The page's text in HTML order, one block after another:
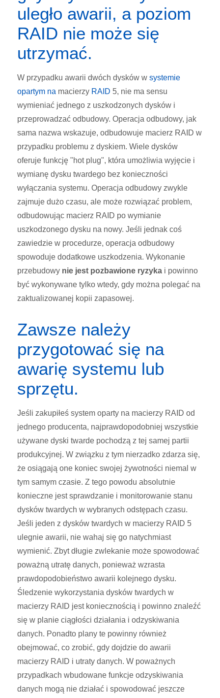
uległo awarii, a poziom
RAID nie może się
utrzymać.
W przypadku awarii dwóch dysków w systemie
opartym na macierzy RAID 5, nie ma sensu
wymieniać jednego z uszkodzonych dysków i
przeprowadzać odbudowy. Operacja odbudowy, jak
sama nazwa wskazuje, odbudowuje macierz RAID w
przypadku problemu z dyskiem. Wiele dysków
oferuje funkcję "hot plug", która umożliwia wyjęcie i
wymianę dysku twardego bez konieczności
wyłączania systemu. Operacja odbudowy zwykle
zajmuje dużo czasu, ale może rozwiązać problem,
odbudowując macierz RAID po wymianie
uszkodzonego dysku na nowy. Jeśli jednak coś
zawiedzie w procedurze, operacja odbudowy
spowoduje dodatkowe uszkodzenia. Wykonanie
przebudowy nie jest pozbawione ryzyka i powinno
być wykonywane tylko wtedy, gdy można polegać na
zaktualizowanej kopii zapasowej.
Zawsze należy
przygotować się na
awarię systemu lub
sprzętu.
Jeśli zakupiłeś system oparty na macierzy RAID od
jednego producenta, najprawdopodobniej wszystkie
używane dyski twarde pochodzą z tej samej partii
produkcyjnej. W związku z tym nierzadko zdarza się,
że osiągają one koniec swojej żywotności niemal w
tym samym czasie. Z tego powodu absolutnie
konieczne jest sprawdzanie i monitorowanie stanu
dysków twardych w wybranych odstępach czasu.
Jeśli jeden z dysków twardych w macierzy RAID 5
ulegnie awarii, nie wahaj się go natychmiast
wymienić. Zbyt długie zwlekanie może spowodować
poważną utratę danych, ponieważ wzrasta
prawdopodobieństwo awarii kolejnego dysku.
Śledzenie wykorzystania dysków twardych w
macierzy RAID jest koniecznością i powinno znaleźć
się w planie ciągłości działania i odzyskiwania
danych. Ponadto plany te powinny również
obejmować, co zrobić, gdy dojdzie do awarii
macierzy RAI D i utraty danych. W poważnych
przypadkach wbudowane funkcje odzyskiwania
danych mogą nie działać i spowodować jeszcze